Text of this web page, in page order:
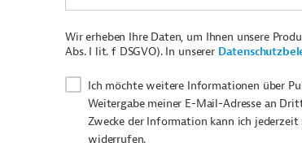
Wir erheben Ihre Daten, um Ihnen unsere
Abs. I lit. f DSGVO). In unserer
Ich möchte weitere Informationen über
Weitergabe meiner E-Mail-Adresse an
Zwecke der Information kann ich
widerrufen.